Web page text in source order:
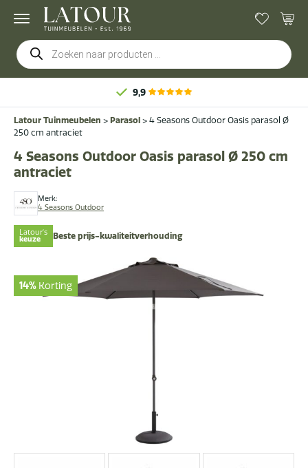
Producten
zoeken
9,9
Latour Tuinmeubelen > Parasol > 4 Seasons Outdoor Oasis parasol Ø
250 cm antraciet
Merk:
4 Seasons Outdoor
4 Seasons Outdoor Oasis parasol Ø 250 cm
antraciet
Latour's
keuze Beste prijs-kwaliteitverhouding
14% Korting